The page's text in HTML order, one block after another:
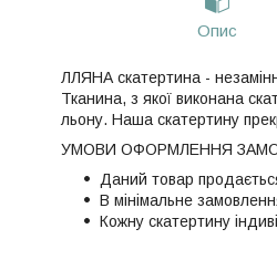
Опис
ЛЛЯНА скатертина -
Тканина, з якої виконана
льону. Наша скатертину
УМОВИ ОФОРМЛЕННЯ
Даний товар
В мінімальне
Кожну скатертину